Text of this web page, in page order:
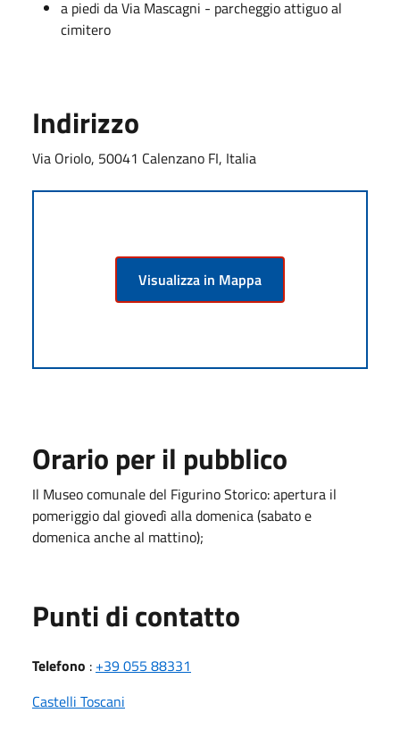
a piedi da Via Mascagni - parcheggio attiguo al
cimitero
Indirizzo
Via Oriolo, 50041 Calenzano FI, Italia
Visualizza in Mappa
Orario per il pubblico
Il Museo comunale del Figurino Storico: apertura il
pomeriggio dal giovedì alla domenica (sabato e
domenica anche al mattino);
Punti di contatto
Telefono : +39 055 88331
Castelli Toscani